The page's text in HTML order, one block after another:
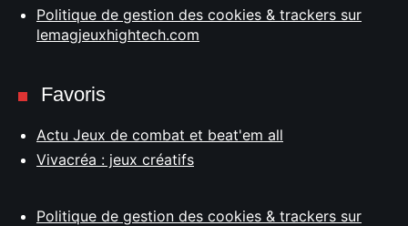
Politique de gestion des cookies & trackers sur
lemagjeuxhightech.com
Favoris
Actu Jeux de combat et beat'em all
Vivacréa : jeux créatifs
Politique de gestion des cookies & trackers sur